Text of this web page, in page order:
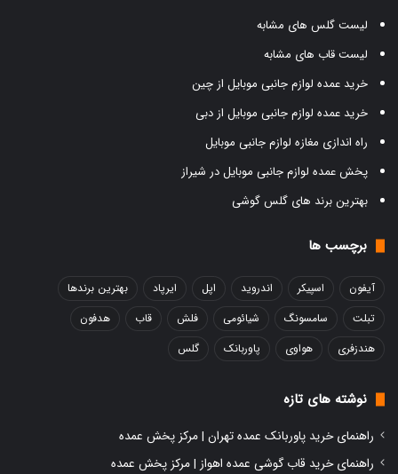
لیست گلس های مشابه
لیست قاب های مشابه
خرید عمده لوازم جانبی موبایل از چین
خرید عمده لوازم جانبی موبایل از دبی
راه اندازی مغازه لوازم جانبی موبایل
پخش عمده لوازم جانبی موبایل در شیراز
بهترین برند های گلس گوشی
برچسب ها
آیفون اسپیکر اندروید اپل ایرپاد
بهترین برندها
تبلت
سامسونگ شیائومی فلش قاب
هدفون
هندزفری
هواوی پاوربانک گلس
نوشته های تازه
راهنمای خرید پاوربانک عمده تهران | مرکز پخش عمده
راهنمای خرید قاب گوشی عمده اهواز | مرکز پخش عمده